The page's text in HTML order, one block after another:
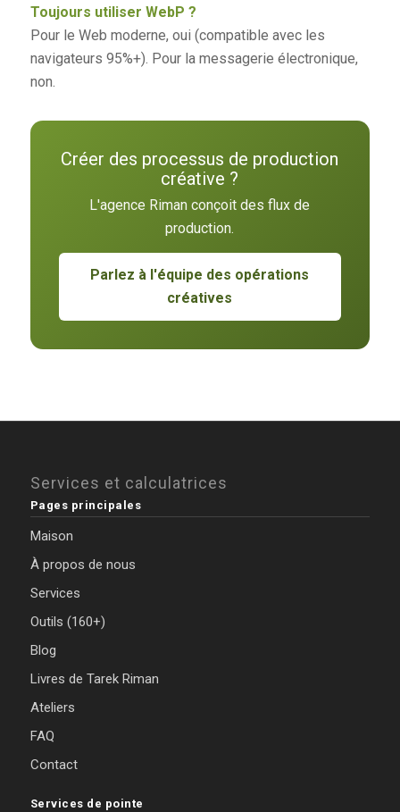
Toujours utiliser WebP ?
Pour le Web moderne, oui (compatible avec les
navigateurs 95%+). Pour la messagerie électronique,
non.
Créer des processus de production
créative ?
L'agence Riman conçoit des flux de
production.
Parlez à l'équipe des opérations
créatives
Services et calculatrices
Pages principales
Maison
À propos de nous
Services
Outils (160+)
Blog
Livres de Tarek Riman
Ateliers
FAQ
Contact
Services de pointe